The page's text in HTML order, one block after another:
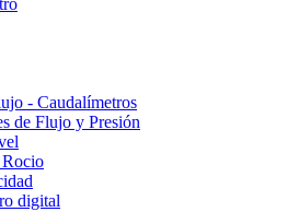
- Caudalímetros
de Flujo y Presión
Rocio
digital